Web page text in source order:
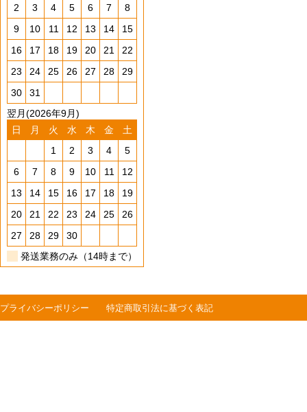
2
3 4 5 6 7
8
9
10 11 12 13 14
15
16
17 18 19 20 21
22
23
24 25 26 27 28
29
30
31
翌月(2026年9月)
日
月 火 水 木 金
土
1
2 3 4
5
6
7 8 9 10 11
12
13
14 15 16 17 18
19
20
21 22 23 24 25
26
27
28 29
30
発送業務のみ（14時まで）
プライバシーポリシー 特定商取引法に基づく表記